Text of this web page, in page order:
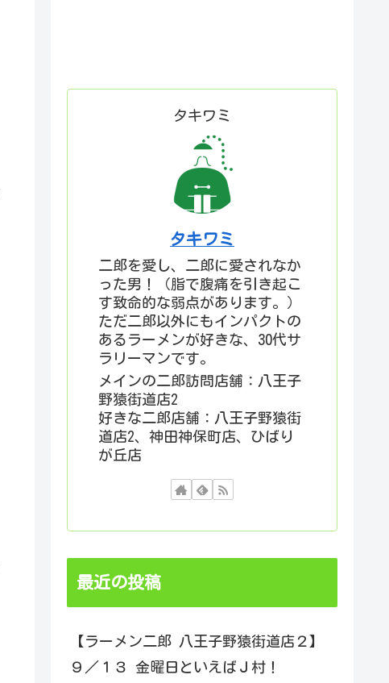
タキワミ
タキワミ
二郎を愛し、二郎に愛されなか
った男！（脂で腹痛を引き起こ
す致命的な弱点があります。）
ただ二郎以外にもインパクトの
あるラーメンが好きな、30代サ
ラリーマンです。
メインの二郎訪問店舗：八王子
野猿街道店2
好きな二郎店舗：八王子野猿街
道店2、神田神保町店、ひばり
が丘店
最近の投稿
【ラーメン二郎 八王子野猿街道店２】
９／１３ 金曜日といえばＪ村！